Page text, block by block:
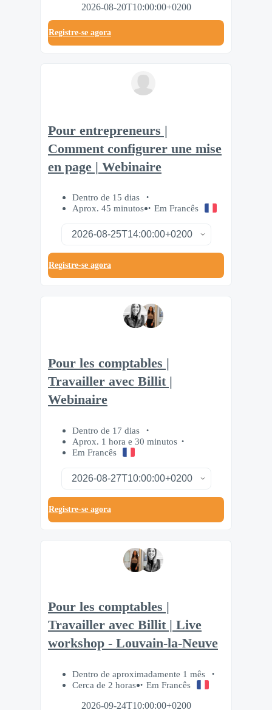
2026-08-20T10:00:00+0200
Registre-se agora
Pour entrepreneurs |
Comment configurer une mise
en page | Webinaire
Dentro de 15 dias
Aprox. 45 minutos
Em Francês
Registre-se agora
Pour les comptables |
Travailler avec Billit |
Webinaire
Dentro de 17 dias
Aprox. 1 hora e 30 minutos
Em Francês
Registre-se agora
Pour les comptables |
Travailler avec Billit | Live
workshop - Louvain-la-Neuve
Dentro de aproximadamente 1 mês
Cerca de 2 horas
Em Francês
2026-09-24T10:00:00+0200